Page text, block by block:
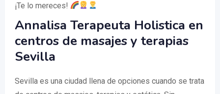
¡Te lo mereces!
Annalisa Terapeuta Holistica en
centros de masajes y terapias
Sevilla
Sevilla es una ciudad llena de opciones cuando se trata